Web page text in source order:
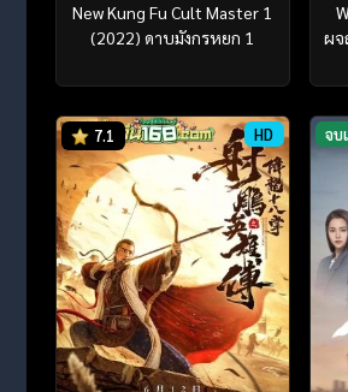
New Kung Fu Cult Master 1
(2022) ดาบมังกรหยก 1
ผ
7.1 HD จบ